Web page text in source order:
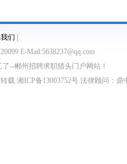
们
E-Mail:5638237@qq.com
--郴州招聘求职猎头门户网站！
载 湘ICP备13003752号 法律顾问：